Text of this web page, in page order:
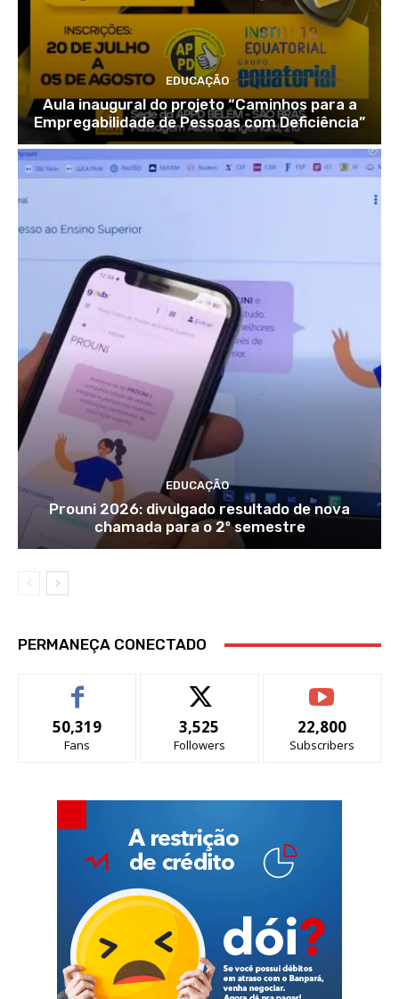
EDUCAÇÃO
Aula inaugural do projeto “Caminhos para a
Empregabilidade de Pessoas com Deficiência”
EDUCAÇÃO
Prouni 2026: divulgado resultado de nova
chamada para o 2º semestre
PERMANEÇA CONECTADO
50,319
Fans
3,525
Followers
22,800
Subscribers